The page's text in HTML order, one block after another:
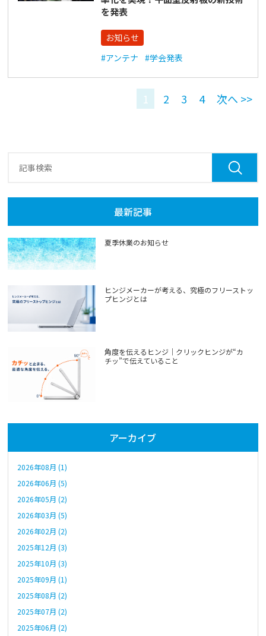
を発表
お知らせ
#アンテナ #学会発表
1 2 3 4 次へ >>
最新記事
夏季休業のお知らせ
ヒンジメーカーが考える、究極のフリーストッ
プヒンジとは
角度を伝えるヒンジ｜クリックヒンジが“カ
チッ”で伝えていること
アーカイブ
2026年08月 (1)
2026年06月 (5)
2026年05月 (2)
2026年03月 (5)
2026年02月 (2)
2025年12月 (3)
2025年10月 (3)
2025年09月 (1)
2025年08月 (2)
2025年07月 (2)
2025年06月 (2)